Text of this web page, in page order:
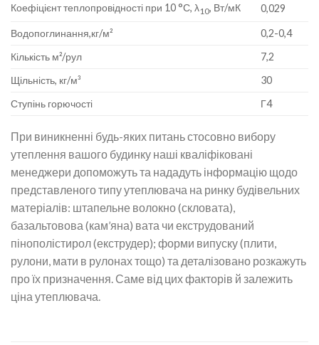
Коефіцієнт теплопровідності при 10 °С, λ10, Вт/мК 0,029
Водопоглинання,кг/м²
0,2-0,4
Кількість м²/рул
7,2
Щільність, кг/м³
30
Ступінь горючості
Г4
При виникненні будь-яких питань стосовно вибору
утеплення вашого будинку наші кваліфіковані
менеджери допоможуть та нададуть інформацію щодо
представленого типу утеплювача на ринку будівельних
матеріалів: штапельне волокно (скловата),
базальтовова (кам’яна) вата чи екструдований
пінополістирол (екструдер); форми випуску (плити,
рулони, мати в рулонах тощо) та деталізовано розкажуть
про їх призначення. Саме від цих факторів й залежить
ціна утеплювача.